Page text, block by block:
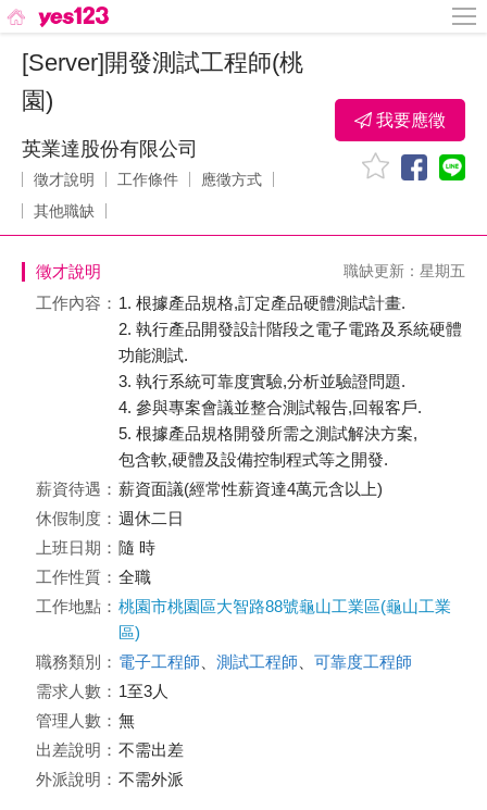
[Server]開發測試工程師(桃
園)
英業達股份有限公司
徵才說明 工作條件
應徵方式
其他職缺
我要應徵
徵才說明 職缺更新：星期五
工作內容： 1. 根據產品規格,訂定產品硬體測試計畫.
2. 執行產品開發設計階段之電子電路及系統硬體
功能測試.
3. 執行系統可靠度實驗,分析並驗證問題.
4. 參與專案會議並整合測試報告,回報客戶.
5. 根據產品規格開發所需之測試解決方案,
包含軟,硬體及設備控制程式等之開發.
薪資待遇： 薪資面議(經常性薪資達4萬元含以上)
休假制度： 週休二日
上班日期： 隨 時
工作性質： 全職
工作地點： 桃園市桃園區大智路88號龜山工業區(龜山工業
區)
職務類別： 電子工程師 測試工程師
可靠度工程師
需求人數： 1至3人
管理人數： 無
出差說明： 不需出差
外派說明： 不需外派